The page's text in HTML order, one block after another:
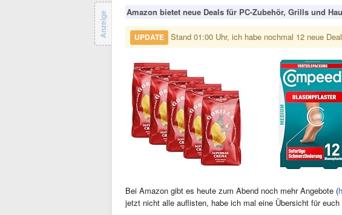
Amazon bietet neue Deals für PC-Zubehör, Grills und
UPDATE Stand 01:00 Uhr, ich habe nochmal 12 neue
Bei Amazon gibt es heute zum Abend noch mehr Angebote (
jetzt nicht alle auflisten, habe ich mal eine Übersicht für euch
Anzeige